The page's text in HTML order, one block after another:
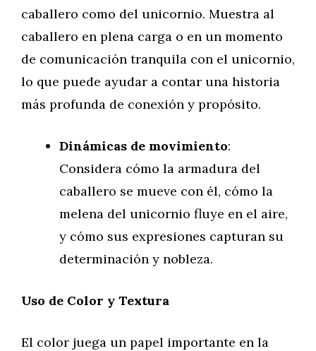
caballero como del unicornio. Muestra al
caballero en plena carga o en un momento
de comunicación tranquila con el unicornio,
lo que puede ayudar a contar una historia
más profunda de conexión y propósito.
Dinámicas de movimiento:
Considera cómo la armadura del
caballero se mueve con él, cómo la
melena del unicornio fluye en el aire,
y cómo sus expresiones capturan su
determinación y nobleza.
Uso de Color y Textura
El color juega un papel importante en la